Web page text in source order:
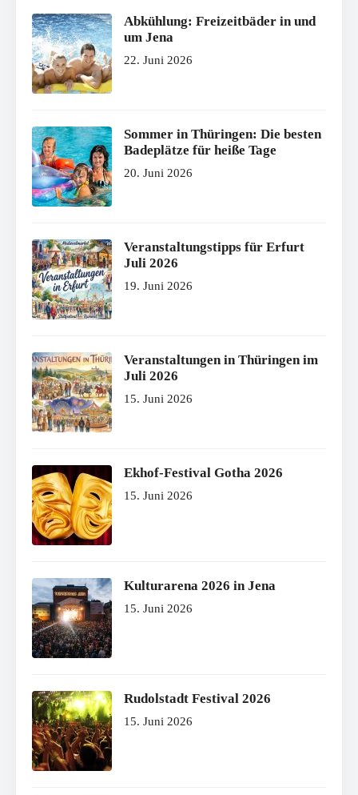
Abkühlung: Freizeitbäder in und
um Jena
22. Juni 2026
Sommer in Thüringen: Die besten
Badeplätze für heiße Tage
20. Juni 2026
Veranstaltungstipps für Erfurt
Juli 2026
19. Juni 2026
Veranstaltungen in Thüringen im
Juli 2026
15. Juni 2026
Ekhof-Festival Gotha 2026
15. Juni 2026
Kulturarena 2026 in Jena
15. Juni 2026
Rudolstadt Festival 2026
15. Juni 2026